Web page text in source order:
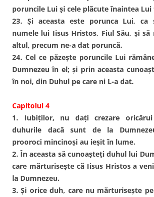
poruncile Lui şi cele plăcute înaintea Lui
23. Şi aceasta este porunca Lui, ca
numele lui Iisus Hristos, Fiul Său, şi
altul, precum ne-a dat poruncă.
24. Cel ce păzeşte poruncile Lui
Dumnezeu în el; şi prin aceasta
în noi, din Duhul pe care ni L-a dat.
Capitolul 4
1. Iubiţilor, nu daţi crezare
duhurile dacă sunt de la
prooroci mincinoşi au ieşit în lume.
2. În aceasta să cunoaşteţi duhul lui
care mărturiseşte că Iisus Hristos a
la Dumnezeu.
3. Şi orice duh, care nu mărturiseşte